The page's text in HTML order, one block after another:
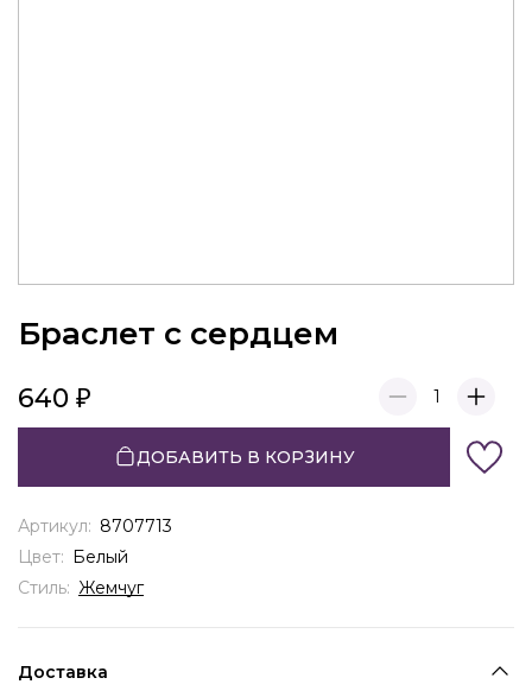
Браслет с сердцем
640 1
ДОБАВИТЬ В КОРЗИНУ
Артикул: 8707713
Цвет: Белый
Стиль: Жемчуг
Доставка